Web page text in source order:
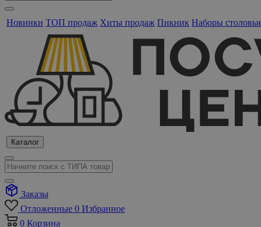
Новинки ТОП продаж Хиты продаж Пикник Наборы
Каталог
Заказы
Отложенные 0 Избранное
0 Корзина